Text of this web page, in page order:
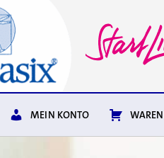
MEIN KONTO